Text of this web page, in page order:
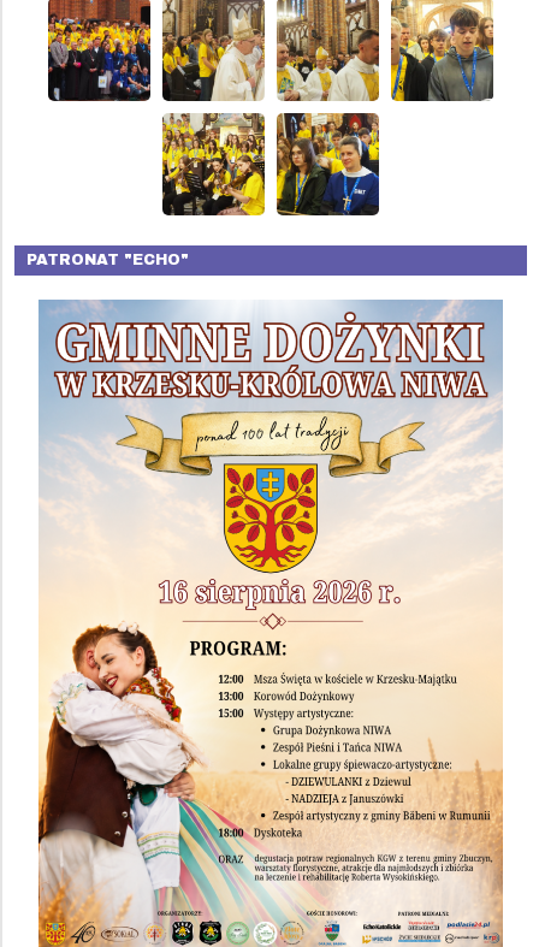
PATRONAT "ECHO"